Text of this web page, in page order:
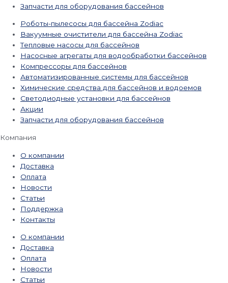
Запчасти для оборудования бассейнов
Роботы-пылесосы для бассейна Zodiac
Вакуумные очистители для бассейна Zodiac
Тепловые насосы для бассейнов
Насосные агрегаты для водообработки бассейнов
Компрессоры для бассейнов
Автоматизированные системы для бассейнов
Химические средства для бассейнов и водоемов
Светодиодные установки для бассейнов
Акции
Запчасти для оборудования бассейнов
Компания
О компании
Доставка
Оплата
Новости
Статьи
Поддержка
Контакты
О компании
Доставка
Оплата
Новости
Статьи